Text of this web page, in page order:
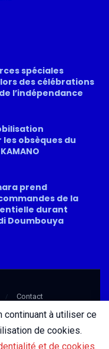
spéciales
des célébrations
l’indépendance
obsèques du
prend
de la
durant
Doumbouya
Contact
à utiliser ce
de cookies.
et de cookies.